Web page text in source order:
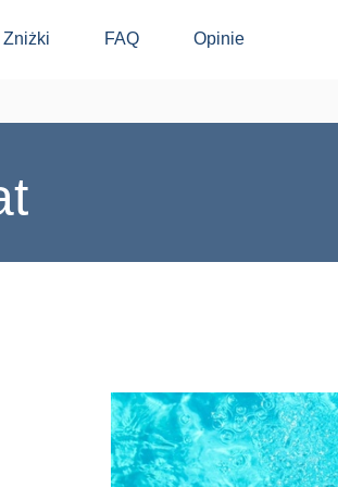
Zniżki FAQ Opinie